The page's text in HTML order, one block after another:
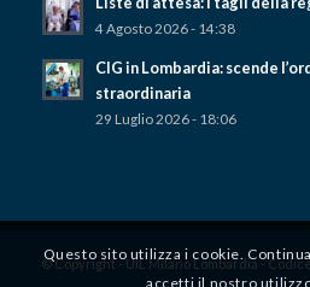
4 Agosto 2026 - 14:38
CIG in Lombardia: scende
straordinaria
29 Luglio 2026 - 18:06
© Copyright - UIL Milano Lombardia -
Questo sito utilizza i cookie.
accetti il ​​nostro